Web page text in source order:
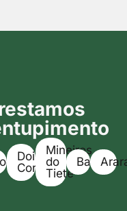
Dois
Corregos
Mineiros
do
Tietê
Bauru